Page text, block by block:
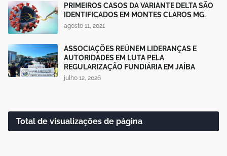
PRIMEIROS CASOS DA VARIANTE DELTA SÃO
IDENTIFICADOS EM MONTES CLAROS MG.
agosto 11, 2021
ASSOCIAÇÕES REÚNEM LIDERANÇAS E
AUTORIDADES EM LUTA PELA
REGULARIZAÇÃO FUNDIÁRIA EM JAÍBA
julho 12, 2026
Total de visualizações de página